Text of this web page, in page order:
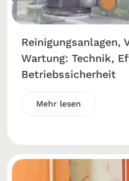
Reinigungsanlagen,
Wartung: Technik,
Betriebssicherheit
Mehr lesen